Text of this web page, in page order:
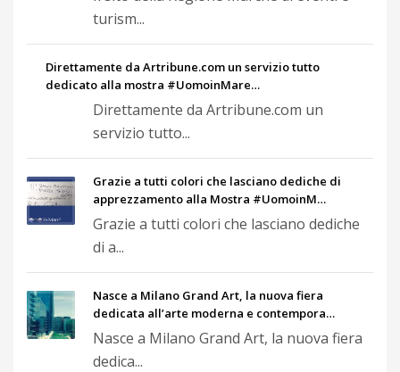
turism...
Direttamente da Artribune.com un servizio tutto
dedicato alla mostra #UomoinMare…
Direttamente da Artribune.com un
servizio tutto...
Grazie a tutti colori che lasciano dediche di
apprezzamento alla Mostra #UomoinM…
Grazie a tutti colori che lasciano dediche
di a...
Nasce a Milano Grand Art, la nuova fiera
dedicata all’arte moderna e contempora…
Nasce a Milano Grand Art, la nuova fiera
dedica...